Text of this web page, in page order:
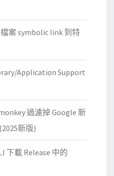
案 symbolic link 到特
Application Support
過濾掉 Google 新
新版)
下載 Release 中的